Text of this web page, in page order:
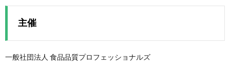
主催
一般社団法人 食品品質プロフェッショナルズ